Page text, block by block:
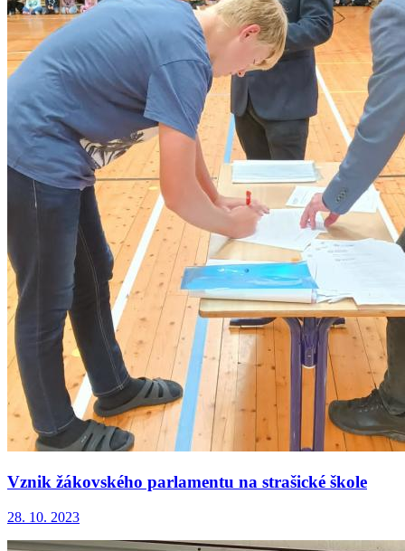
Vznik žákovského parlamentu na strašické škole
28. 10. 2023